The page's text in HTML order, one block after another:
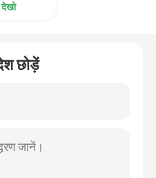
छोड़ें